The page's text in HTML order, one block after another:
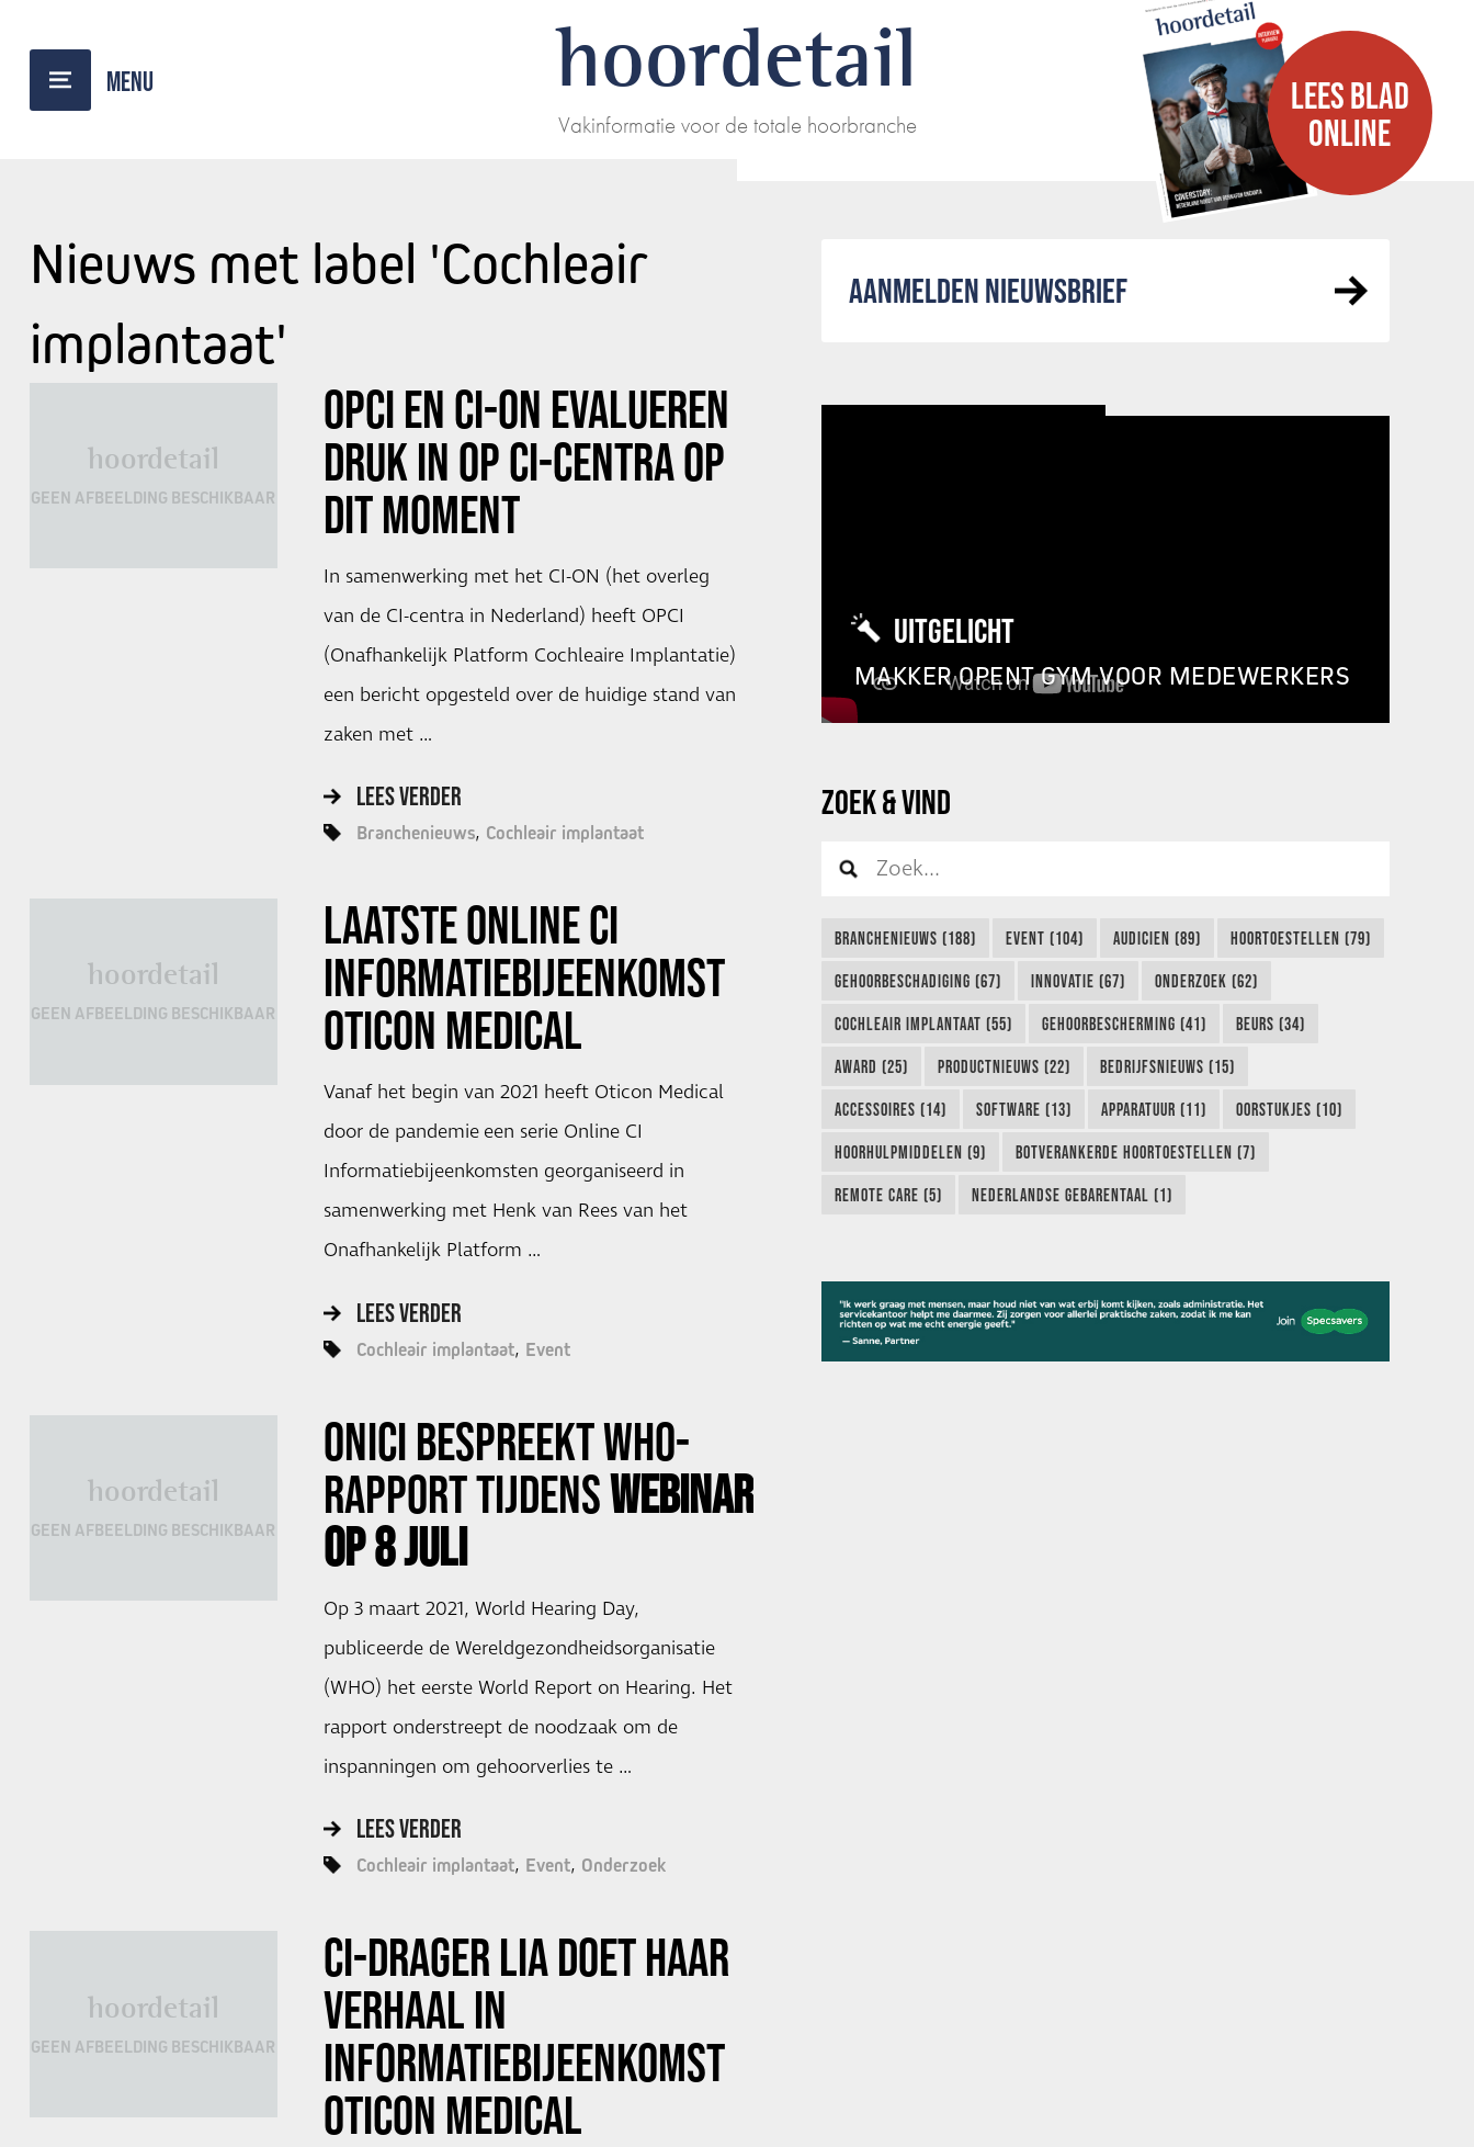
hoordetail
Vakinformatie voor de totale hoorbranche
LEES BLAD
ONLINE
Nieuws met label 'Cochleair
implantaat'
hoordetail
GEEN AFBEELDING BESCHIKBAAR
OPCI EN CI-ON EVALUEREN
DRUK IN OP CI-CENTRA OP
DIT MOMENT
In samenwerking met het CI-ON (het overleg
van de CI-centra in Nederland) heeft OPCI
(Onafhankelijk Platform Cochleaire Implantatie)
een bericht opgesteld over de huidige stand van
zaken met …
LEES VERDER
Branchenieuws Cochleair implantaat
hoordetail
GEEN AFBEELDING BESCHIKBAAR
LAATSTE ONLINE CI
INFORMATIEBIJEENKOMST
OTICON MEDICAL
Vanaf het begin van 2021 heeft Oticon Medical
door de pandemie een serie Online CI
Informatiebijeenkomsten georganiseerd in
samenwerking met Henk van Rees van het
Onafhankelijk Platform …
LEES VERDER
Cochleair implantaat Event
hoordetail
GEEN AFBEELDING BESCHIKBAAR
ONICI BESPREEKT WHO-
RAPPORT TIJDENSWEBINAR
OP 8 JULI
Op 3 maart 2021, World Hearing Day,
publiceerde de Wereldgezondheidsorganisatie
(WHO) het eerste World Report on Hearing. Het
rapport onderstreept de noodzaak om de
inspanningen om gehoorverlies te …
LEES VERDER
Cochleair implantaat Event Onderzoek
hoordetail
GEEN AFBEELDING BESCHIKBAAR
CI-DRAGER LIA DOET HAAR
VERHAAL IN
INFORMATIEBIJEENKOMST
OTICON MEDICAL
AANMELDEN NIEUWSBRIEF
UITGELICHT
MAKKER OPENT GYM VOOR MEDEWERKERS
ZOEK & VIND
BRANCHENIEUWS (188) EVENT (104) AUDICIEN (89) HOORTOESTELLEN (79)
GEHOORBESCHADIGING (67) INNOVATIE (67) ONDERZOEK (62)
COCHLEAIR IMPLANTAAT (55) GEHOORBESCHERMING (41) BEURS (34)
AWARD (25) PRODUCTNIEUWS (22) BEDRIJFSNIEUWS (15)
ACCESSOIRES (14) SOFTWARE (13) APPARATUUR (11) OORSTUKJES (10)
HOORHULPMIDDELEN (9) BOTVERANKERDE HOORTOESTELLEN (7)
REMOTE CARE (5) NEDERLANDSE GEBARENTAAL (1)